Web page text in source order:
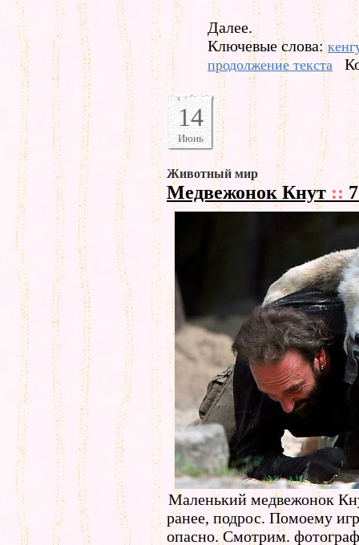
Далее.
Ключевые слова:
продолжение текста
14
Июнь
Животный мир
Медвежонок Кнут ::
Маленький медвежонок
ранее, подрос. Помоему
опасно. Смотрим.